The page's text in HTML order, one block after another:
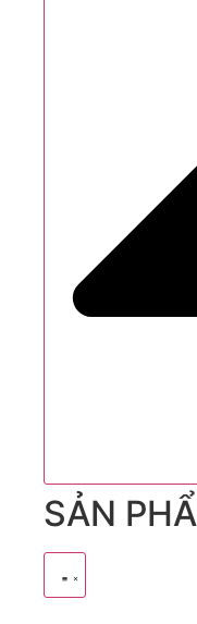
SẢN